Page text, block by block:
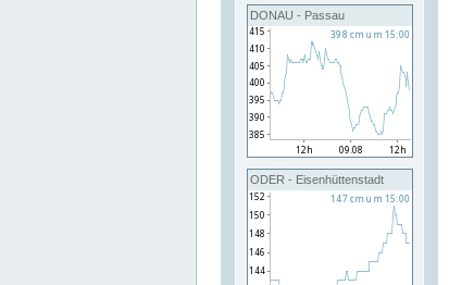
DONAU - Passau
ODER - Eisenhüttenstadt